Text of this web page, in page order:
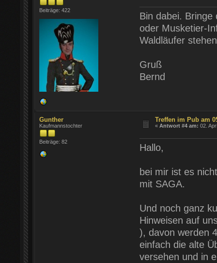
Beiträge: 422
Bin dabei. Bringe
oder Musketier-
Waldläufer
Gruß
Bernd
Gunther
Kaufmannstochter
Beiträge: 82
Treffen im Pub am
«Antwort #4 am: 02.
Hallo,
bei mir ist es
mit SAGA.
Und noch ganz
Hinweisen auf
), davon werden
einfach die alte
versehen und in